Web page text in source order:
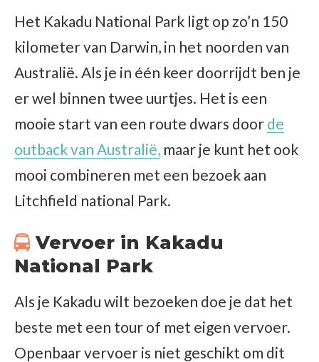
Het Kakadu National Park ligt op zo’n 150
kilometer van Darwin, in het noorden van
Australië. Als je in één keer doorrijdt ben je
er wel binnen twee uurtjes. Het is een
mooie start van een route dwars door de
outback van Australië, maar je kunt het ook
mooi combineren met een bezoek aan
Litchfield national Park.
Vervoer in Kakadu
National Park
Als je Kakadu wilt bezoeken doe je dat het
beste met een tour of met eigen vervoer.
Openbaar vervoer is niet geschikt om dit